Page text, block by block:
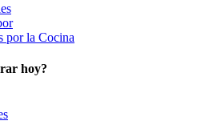
por la Cocina
hoy?